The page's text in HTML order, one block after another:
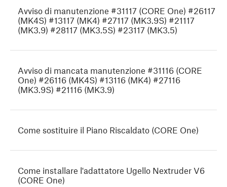
Avviso di manutenzione #31117 (CORE One) #26117
(MK4S) #13117 (MK4) #27117 (MK3.9S) #21117
(MK3.9) #28117 (MK3.5S) #23117 (MK3.5)
Avviso di mancata manutenzione #31116 (CORE
One) #26116 (MK4S) #13116 (MK4) #27116
(MK3.9S) #21116 (MK3.9)
Come sostituire il Piano Riscaldato (CORE One)
Come installare l'adattatore Ugello Nextruder V6
(CORE One)